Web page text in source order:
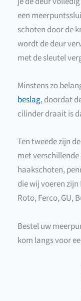
een
schoten door de
wordt de deur
met de sleutel
Minstens zo
beslag, doordat
cilinder draait is
Ten tweede zijn
met
haakschoten,
die wij voeren zijn
Roto, Ferco, GU,
Bestel uw
kom langs voor